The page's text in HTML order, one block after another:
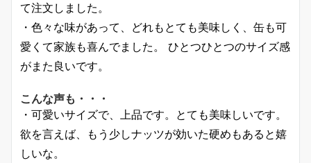
て注文しました。
・色々な味があって、どれもとても美味しく、缶も可
愛くて家族も喜んでました。 ひとつひとつのサイズ感
がまた良いです。
こんな声も・・・
・可愛いサイズで、上品です。とても美味しいです。
欲を言えば、もう少しナッツが効いた硬めもあると嬉
しいな。